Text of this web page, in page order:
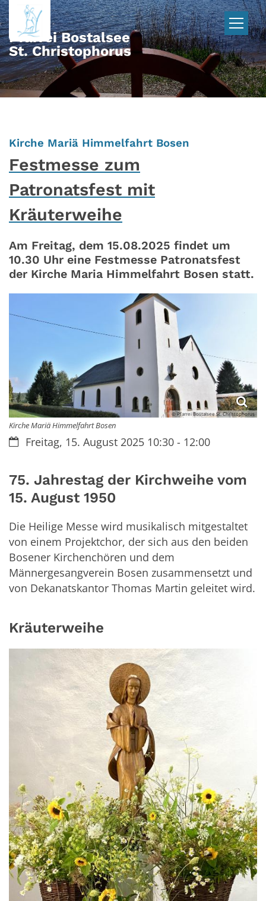
Zum Inhalt springen
Pfarrei Bostalsee
St. Christophorus
Kirche Mariä Himmelfahrt Bosen
Festmesse zum
Patronatsfest mit
Kräuterweihe
Am Freitag, dem 15.08.2025 findet um
10.30 Uhr eine Festmesse Patronatsfest
der Kirche Maria Himmelfahrt Bosen statt.
© Pfarrei Bostalsee St. Christophorus
Kirche Mariä Himmelfahrt Bosen
Datum:Freitag, 15. August 2025 10:30 - 12:00
75. Jahrestag der Kirchweihe vom
15. August 1950
Die Heilige Messe wird musikalisch mitgestaltet
von einem Projektchor, der sich aus den beiden
Bosener Kirchenchören und dem
Männergesangverein Bosen zusammensetzt und
von Dekanatskantor Thomas Martin geleitet wird.
Kräuterweihe